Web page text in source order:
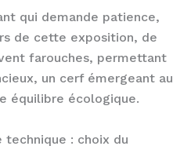
qui demande patience,
de cette exposition, de
farouches, permettant
un cerf émergeant au
équilibre écologique.
: choix du